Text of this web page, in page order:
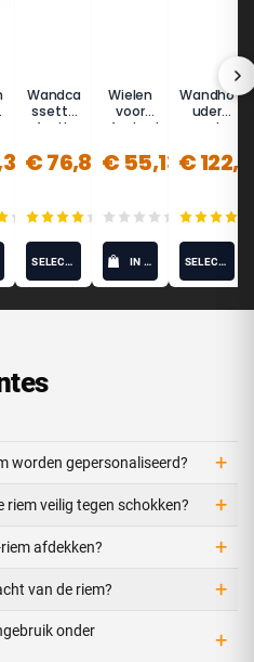
(12)
Wandca
ssette
afzetba
- BASIC
(roestvri
thermol
ak)
€ 76,84
(12)
SELECT OPTIONS
Wielen
voor
afzetpal
€ 55,13
(0)
IN WINKELWAGEN
Wandho
uder
met
nd 5m -
METAL
€
SELECT OPTIONS
worden gepersonaliseerd? +
veilig tegen schokken? +
afdekken? +
van de riem? +
onder
+